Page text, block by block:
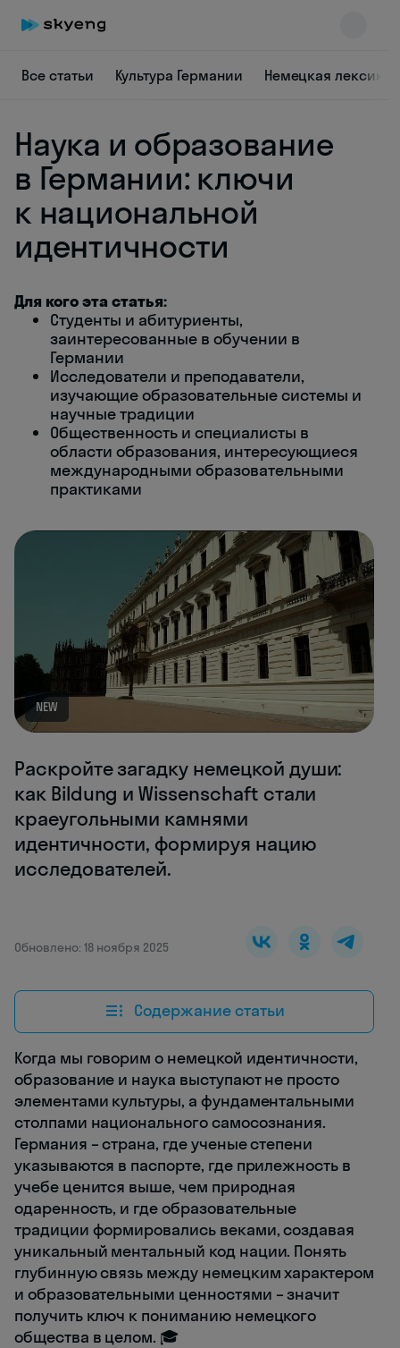
Все статьи Культура Германии Немецкая лексика
Наука и образование
в Германии: ключи
к национальной
идентичности
Для кого эта статья:
Студенты и абитуриенты,
заинтересованные в обучении в
Германии
Исследователи и преподаватели,
изучающие образовательные системы и
научные традиции
Общественность и специалисты в
области образования, интересующиеся
международными образовательными
практиками
NEW
Раскройте загадку немецкой души:
как Bildung и Wissenschaft стали
краеугольными камнями
идентичности, формируя нацию
исследователей.
Обновлено: 18 ноября 2025
Содержание статьи
Когда мы говорим о немецкой идентичности,
образование и наука выступают не просто
элементами культуры, а фундаментальными
столпами национального самосознания.
Германия – страна, где ученые степени
указываются в паспорте, где прилежность в
учебе ценится выше, чем природная
одаренность, и где образовательные
традиции формировались веками, создавая
уникальный ментальный код нации. Понять
глубинную связь между немецким характером
и образовательными ценностями – значит
получить ключ к пониманию немецкого
общества в целом. 🎓
Skyeng Chat
online